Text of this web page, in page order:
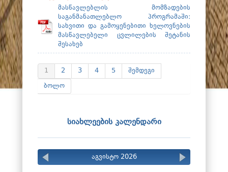
მასწავლებლის მომზადების
საგანმანათლებლო პროგრამაში:
სახვითი და გამოყენებითი ხელოვნების
მასწავლებელი ცვლილების შეტანის
შესახებ
1 2 3 4 5 შემდეგი
ბოლო
სიახლეების კალენდარი
აგვისტო 2026